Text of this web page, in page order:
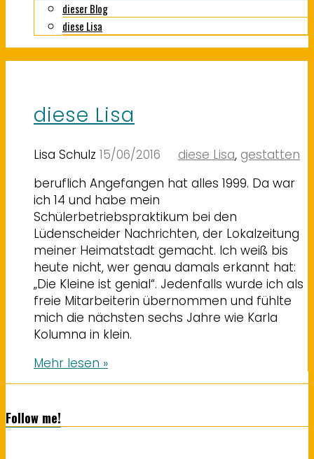
dieser Blog
diese Lisa
diese Lisa
Lisa Schulz 15/06/2016 diese Lisa, gestatten
beruflich Angefangen hat alles 1999. Da war
ich 14 und habe mein
Schülerbetriebspraktikum bei den
Lüdenscheider Nachrichten, der Lokalzeitung
meiner Heimatstadt gemacht. Ich weiß bis
heute nicht, wer genau damals erkannt hat:
„Die Kleine ist genial“. Jedenfalls wurde ich als
freie Mitarbeiterin übernommen und fühlte
mich die nächsten sechs Jahre wie Karla
Kolumna in klein.
Mehr lesen »
Follow me!